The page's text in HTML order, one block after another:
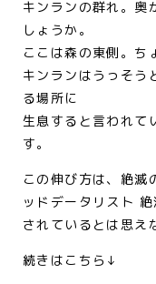
キンランの群れ。奥
しょうか。
ここは森の東側。ち
キンランはうっそう
る場所に
生息すると言われて
す。
この伸び方は、絶滅
ッドデータリスト 絶
されているとは思え
続きはこちら↓